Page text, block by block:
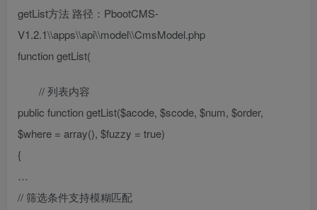
getList方法 路径：PbootCMS-
V1.2.1\\apps\\api\\model\\CmsModel.php
function getList(
// 列表内容
public function getList($acode, $scode, $num, $order,
$where = array(), $fuzzy = true)
{
…
// 筛选条件支持模糊匹配